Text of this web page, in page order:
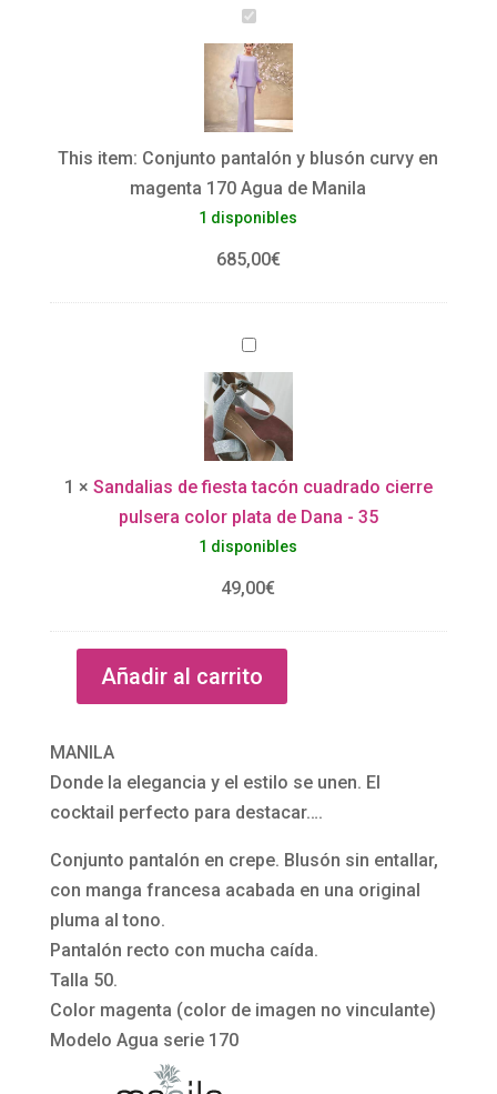
C
o
n
j
u
n
t
o
p
t
a
l
ó
n
y
b
l
u
ó
n
c
e
n
a
e
n
This item: Conjunto pantalón y blusón curvy en
magenta 170 Agua de Manila
1 disponibles
685,00€
S
a
n
d
a
l
i
a
s
e
f
i
t
a
ó
c
u
1 × Sandalias de fiesta tacón cuadrado cierre
pulsera color plata de Dana - 35
1 disponibles
49,00€
Conjunto
y
blusón
curvy
magenta
170
Agua
de
Manila
cantidad
Añadir al carrito
MANILA
Donde la elegancia y el estilo se unen. El
cocktail perfecto para destacar….
Conjunto pantalón en crepe. Blusón sin entallar,
con manga francesa acabada en una original
pluma al tono.
Pantalón recto con mucha caída.
Talla 50.
Color magenta (color de imagen no vinculante)
Modelo Agua serie 170